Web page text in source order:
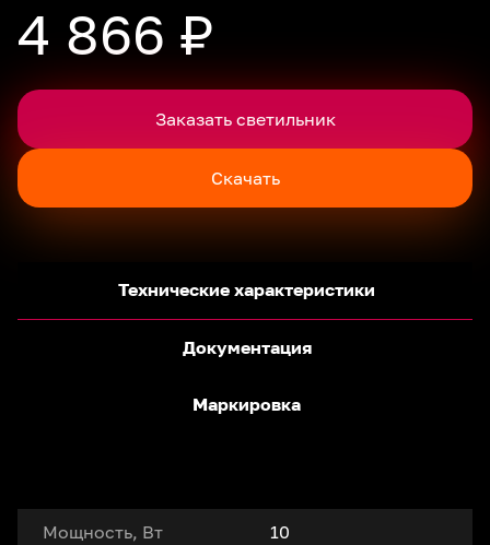
4 866 ₽
Заказать светильник
Скачать
Технические характеристики
Документация
Маркировка
Мощность, Вт 10